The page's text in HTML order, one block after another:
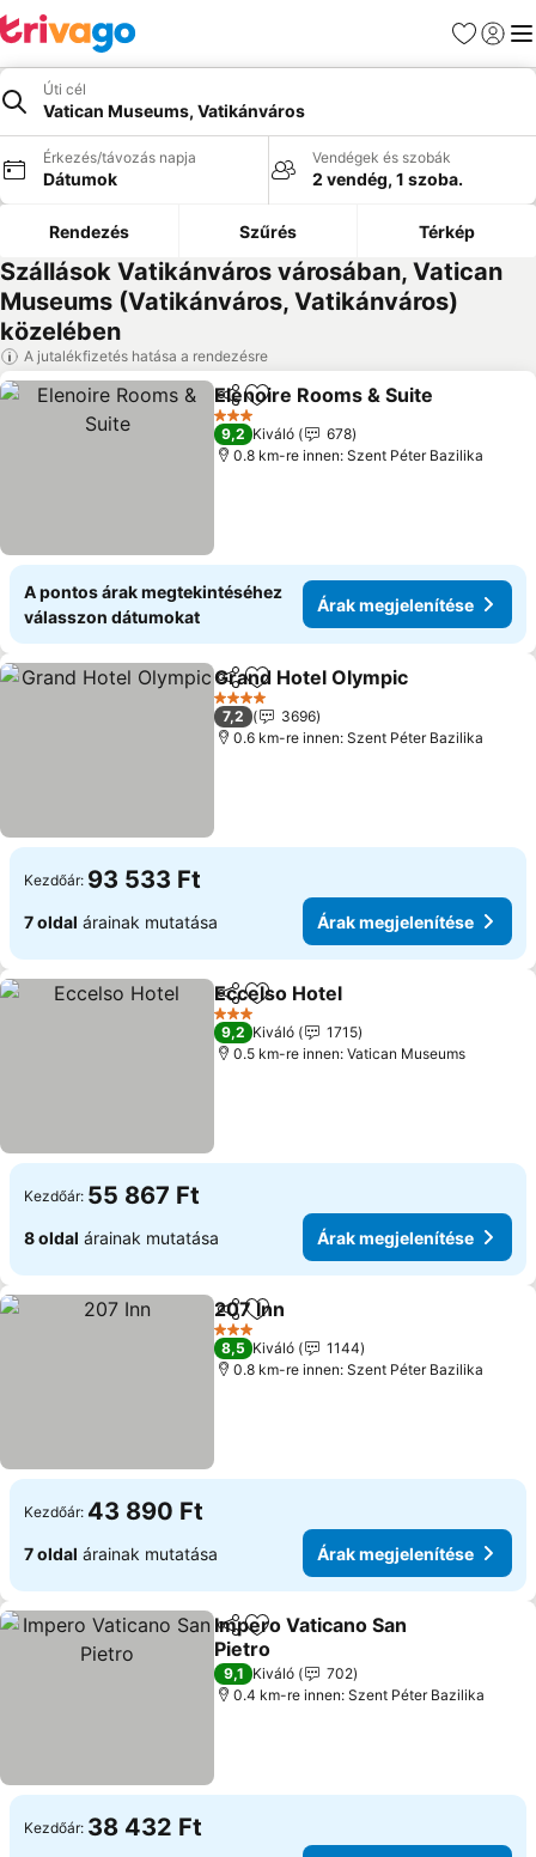
Kedvencek
Úti cél
Vatican Museums, Vatikánváros
Érkezés/távozás napja
Dátumok
Vendégek és szobák
2 vendég, 1 szoba.
Rendezés Szűrés Térkép
Szállások Vatikánváros városában, Vatican
Museums (Vatikánváros, Vatikánváros)
közelében
A jutalékfizetés hatása a rendezésre
Megosztás
Hozzáadás a kedvencekhez
Elenoire Rooms & Suite
3 Kategória
9,2 Kiváló
678
0.8 km-re innen: Szent Péter Bazilika
A pontos árak megtekintéséhez
válasszon dátumokat
Árak megjelenítése
Megosztás
Hozzáadás a kedvencekhez
Grand Hotel Olympic
4 Kategória
7,2
3696
0.6 km-re innen: Szent Péter Bazilika
Kezdőár: 93 533 Ft
7 oldal árainak mutatása Árak megjelenítése
Megosztás
Hozzáadás a kedvencekhez
Eccelso Hotel
3 Kategória
9,2 Kiváló
1715
0.5 km-re innen: Vatican Museums
Kezdőár: 55 867 Ft
8 oldal árainak mutatása Árak megjelenítése
MegosztásHozzáadás a kedvencekhez
207 Inn
3 Kategória
8,5 Kiváló
1144
0.8 km-re innen: Szent Péter Bazilika
Kezdőár: 43 890 Ft
7 oldal árainak mutatása Árak megjelenítése
Megosztás
Hozzáadás a kedvencekhez
Impero Vaticano San
Pietro
9,1 Kiváló
702
0.4 km-re innen: Szent Péter Bazilika
Kezdőár: 38 432 Ft